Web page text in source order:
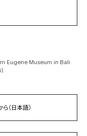
Eugene Museum in Bali
（日本語）